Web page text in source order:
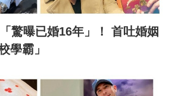
驚曝已婚16年」！ 首吐婚姻
學霸」